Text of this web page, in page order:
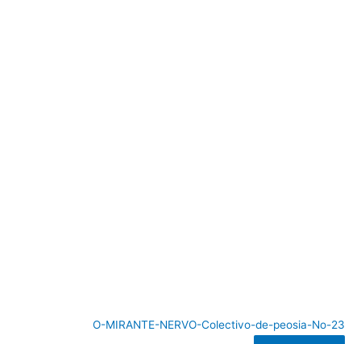
O-MIRANTE-NERVO-Colectivo-de-peosia-No-23